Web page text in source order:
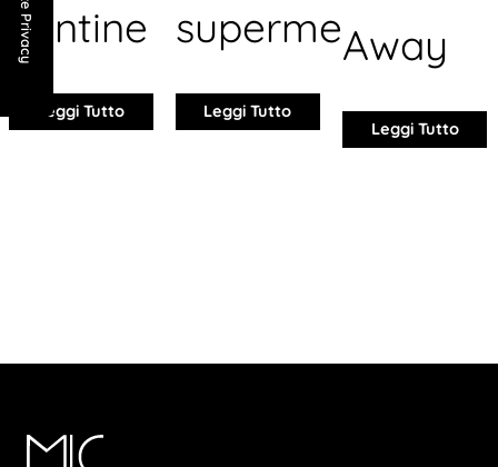
cantine
Leggi Tutto
supermercati
Leggi Tutto
Away
Leggi Tutto